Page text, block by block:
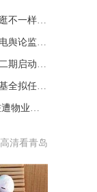
直播：开往陇南的青岛专列启程 带你逛不一样的大西北
中纪委机关报:点赞大众日报、山东广电舆论监督大动作
李沧16个院士项目落地 丝路协创中心二期启动建设
山东省省管干部任前公示 姜长兴、王基全拟任新职务
调查:买车容易充电难 业主安装充电桩遭物业公司拒绝
高清看青岛